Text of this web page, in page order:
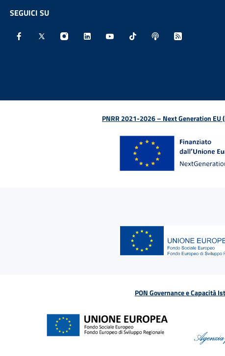
SEGUICI SU
PNRR 2021-2026 – Next Generation
PON Governance e Capacità